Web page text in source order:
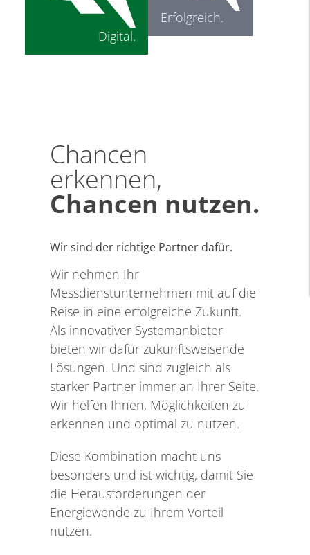
Digital.
Erfolgreich.
Chancen
erkennen,
Chancen nutzen.
Wir sind der richtige Partner dafür.
Wir nehmen Ihr
Messdienstunternehmen mit auf die
Reise in eine erfolgreiche Zukunft.
Als innovativer Systemanbieter
bieten wir dafür zukunftsweisende
Lösungen. Und sind zugleich als
starker Partner immer an Ihrer Seite.
Wir helfen Ihnen, Möglichkeiten zu
erkennen und optimal zu nutzen.
Diese Kombination macht uns
besonders und ist wichtig, damit Sie
die Herausforderungen der
Energiewende zu Ihrem Vorteil
nutzen.